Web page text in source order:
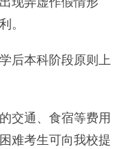
。
后本科阶段原则上
交通、食宿等费用
难考生可向我校提